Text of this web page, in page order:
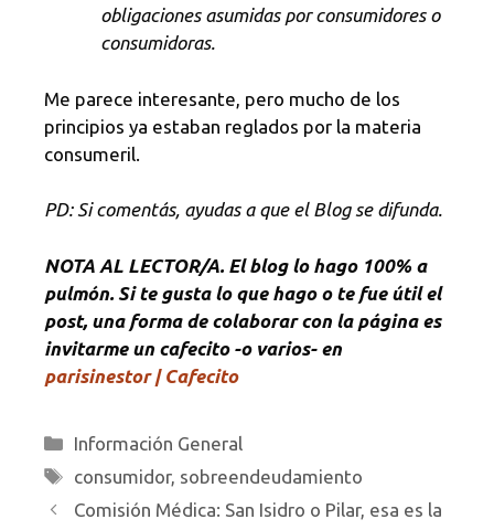
obligaciones asumidas por consumidores o
consumidoras.
Me parece interesante, pero mucho de los
principios ya estaban reglados por la materia
consumeril.
PD: Si comentás, ayudas a que el Blog se difunda.
NOTA AL LECTOR/A. El blog lo hago 100% a
pulmón. Si te gusta lo que hago o te fue útil el
post, una forma de colaborar con la página es
invitarme un cafecito -o varios- en
parisinestor | Cafecito
Categorías
Información General
Etiquetas
consumidor, sobreendeudamiento
Comisión Médica: San Isidro o Pilar, esa es la